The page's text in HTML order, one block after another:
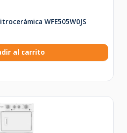
WFE505W0JS
al carrito